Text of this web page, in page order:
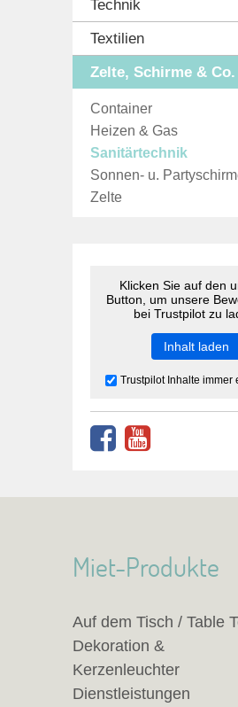
Technik
Textilien
Zelte, Schirme & Co.
Container
Heizen & Gas
Sanitärtechnik
Sonnen- u.
Zelte
Klicken Sie auf den
Button, um unsere
bei Trustpilot zu
Inhalt laden
Trustpilot Inhalte immer
Miet-Produkte
Auf dem Tisch / Table
Dekoration &
Kerzenleuchter
Dienstleistungen